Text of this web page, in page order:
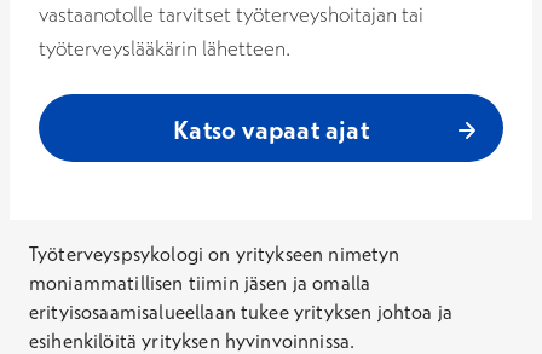
vastaanotolle tarvitset työterveyshoitajan tai
työterveyslääkärin lähetteen.
Katso vapaat ajat
Työterveyspsykologi on yritykseen nimetyn
moniammatillisen tiimin jäsen ja omalla
erityisosaamisalueellaan tukee yrityksen johtoa ja
esihenkilöitä yrityksen hyvinvoinnissa.